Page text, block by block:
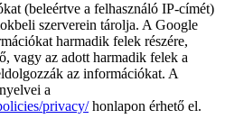
(beleértve a felhasználó IP-címét)
szerverein tárolja. A Google
harmadik felek részére,
vagy az adott harmadik felek a
az információkat. A
a
privacy/honlapon érhető el.